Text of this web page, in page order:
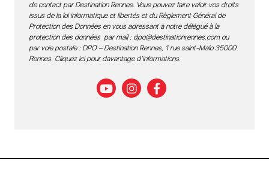
de contact par Destination Rennes. Vous pouvez faire valoir vos droits
issus de la loi informatique et libertés et du Règlement Général de
Protection des Données en vous adressant à notre délégué à la
protection des données par mail : dpo@destinationrennes.comou
par voie postale : DPO – Destination Rennes, 1 rue saint-Malo 35000
Rennes. Cliquez ici pour davantage d’informations.